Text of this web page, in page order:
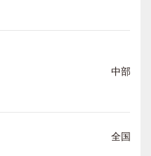
中部
全国